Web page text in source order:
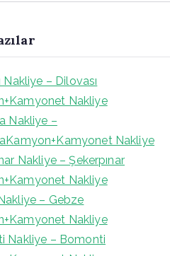
Nakliye – Dilovası
Nakliye
Nakliye –
Nakliye
Nakliye – Şekerpınar
Nakliye
– Gebze
Nakliye
Nakliye – Bomonti